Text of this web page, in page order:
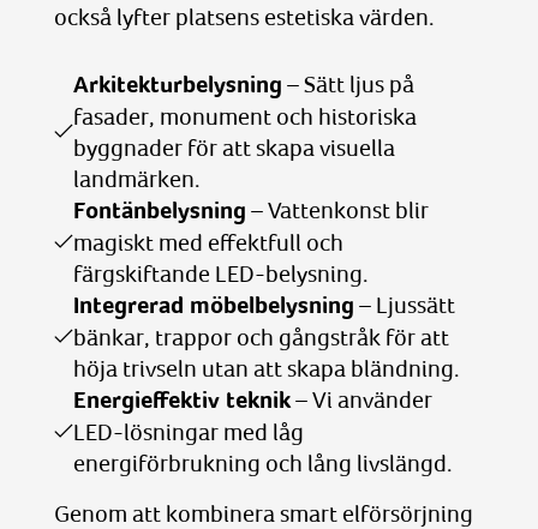
också lyfter platsens estetiska värden.
Arkitekturbelysning – Sätt ljus på
fasader, monument och historiska
byggnader för att skapa visuella
landmärken.
Fontänbelysning – Vattenkonst blir
magiskt med effektfull och
färgskiftande LED-belysning.
Integrerad möbelbelysning – Ljussätt
bänkar, trappor och gångstråk för att
höja trivseln utan att skapa bländning.
Energieffektiv teknik– Vi använder
LED-lösningar med låg
energiförbrukning och lång livslängd.
Genom att kombinera smart elförsörjning